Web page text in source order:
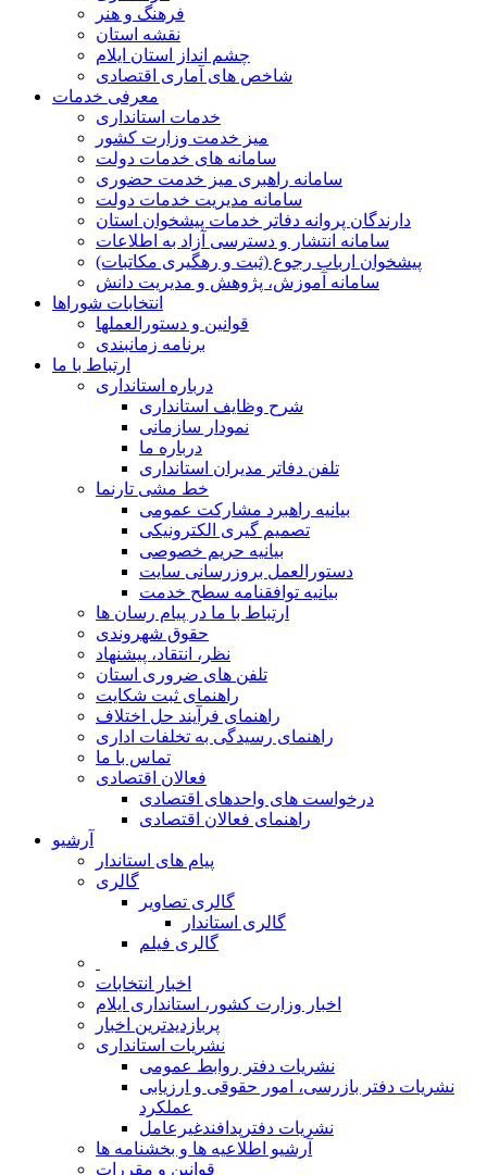
فرهنگ و هنر
نقشه استان
چشم انداز استان ایلام
شاخص های آماری اقتصادی
معرفی خدمات
خدمات استانداری
میز خدمت وزارت کشور
سامانه های خدمات دولت
سامانه راهبری میز خدمت حضوری
سامانه مدیریت خدمات دولت
دارندگان پروانه دفاتر خدمات پیشخوان استان
سامانه انتشار و دسترسی آزاد به اطلاعات
پیشخوان ارباب رجوع (ثبت و رهگیری مکاتبات)
سامانه آموزش، پژوهش و مدیریت دانش
انتخابات شوراها
قوانین و دستورالعملها
برنامه زمانبندی
ارتباط با ما
درباره استانداری
شرح وظایف استانداری
نمودار سازمانی
درباره ما
تلفن دفاتر مدیران استانداری
خط مشی تارنما
بیانیه راهبرد مشارکت عمومی
تصمیم گیری الکترونیکی
بیانیه حریم خصوصی
دستورالعمل بروزرسانی سایت
بیانیه توافقنامه سطح خدمت
ارتباط با ما در پیام رسان ها
حقوق شهروندی
نظر، انتقاد، پیشنهاد
تلفن های ضروری استان
راهنمای ثبت شکایت
راهنمای فرآیند حل اختلاف
راهنمای رسیدگی به تخلفات اداری
تماس با ما
فعالان اقتصادی
درخواست های واحدهای اقتصادی
راهنمای فعالان اقتصادی
آرشیو
پیام های استاندار
گالری
گالری تصاویر
گالری استاندار
گالری فیلم
اخبار انتخابات
اخبار وزارت کشور، استانداری ایلام
پربازدیدترین اخبار
نشریات استانداری
نشریات دفتر روابط عمومی
نشريات دفتر بازرسی، امور حقوقی و ارزيابی
عملکرد
نشريات دفترپدافندغيرعامل
آرشیو اطلاعیه ها و بخشنامه ها
قوانین و مقررات